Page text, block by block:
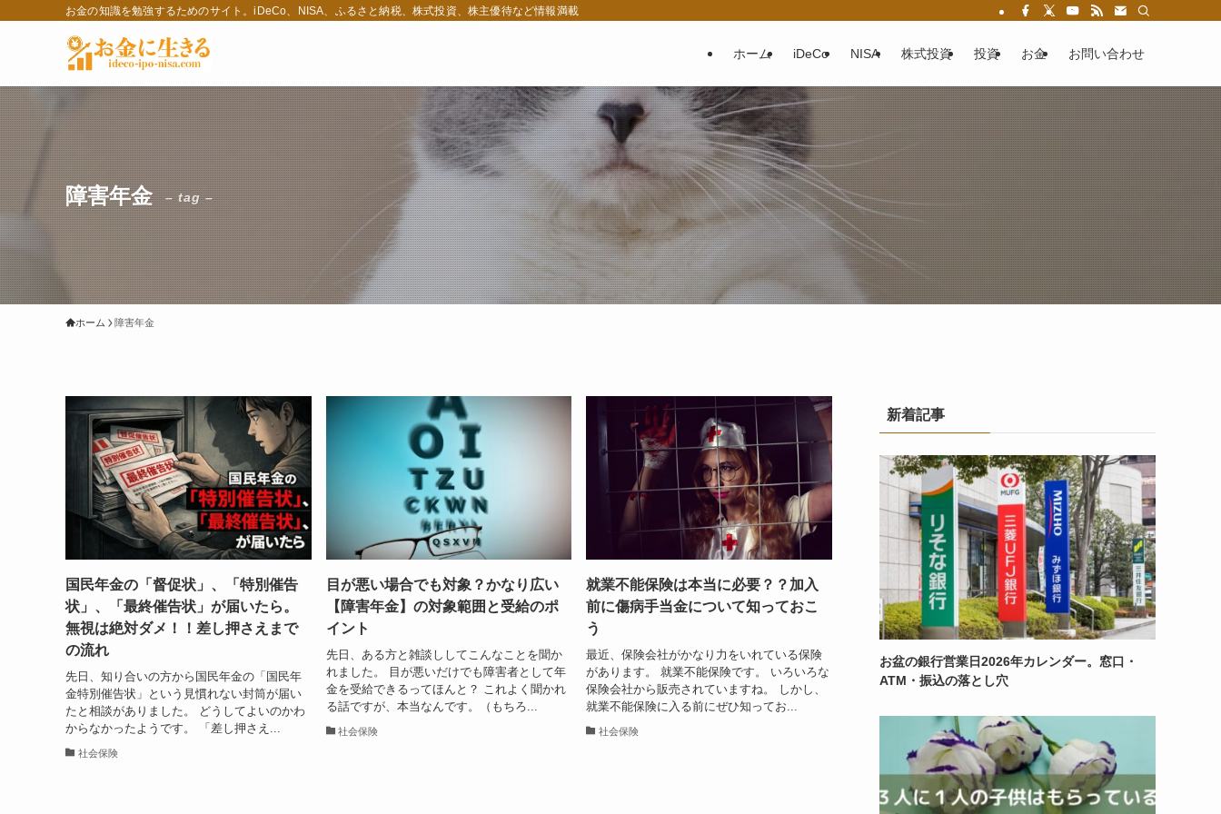
お金の知識を勉強するためのサイト。iDeCo、NISA、ふるさと納税、株式投資、株主優待など情報満載
ホーム iDeCo NISA 株式投資 投資 お金 お問い合わせ
障害年金 – tag –
ホーム 障害年金
国民年金の「督促状」、「特別催告
状」、「最終催告状」が届いたら。
無視は絶対ダメ！！差し押さえまで
の流れ
先日、知り合いの方から国民年金の「国民年
金特別催告状」という見慣れない封筒が届い
たと相談がありました。 どうしてよいのかわ
からなかったようです。 「差し押さえ...
社会保険
目が悪い場合でも対象？かなり広い
【障害年金】の対象範囲と受給のポ
イント
先日、ある方と雑談ししてこんなことを聞か
れました。 目が悪いだけでも障害者として年
金を受給できるってほんと？ これよく聞かれ
る話ですが、本当なんです。（もちろ...
社会保険
就業不能保険は本当に必要？？加入
前に傷病手当金について知っておこ
う
最近、保険会社がかなり力をいれている保険
があります。 就業不能保険です。 いろいろな
保険会社から販売されていますね。 しかし、
就業不能保険に入る前にぜひ知ってお...
社会保険
新着記事
お盆の銀行営業日2026年カレンダー。窓口・
ATM・振込の落とし穴